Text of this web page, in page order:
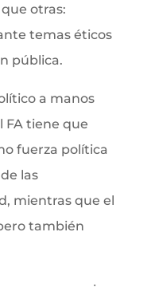
otras:
temas éticos
pública.
a manos
FA tiene que
fuerza política
las
mientras que el
también